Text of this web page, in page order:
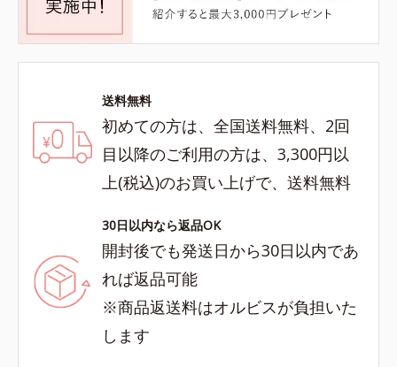
送料無料
初めての方は、全国送料無料、2回
目以降のご利用の方は、3,300円以
上(税込)のお買い上げで、送料無料
30日以内なら返品OK
開封後でも発送日から30日以内であ
れば返品可能
※商品返送料はオルビスが負担いた
します